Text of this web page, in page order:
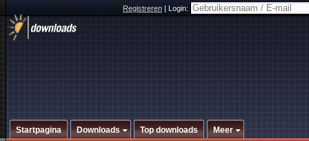
Registreren|Login:
Startpagina Downloads Top downloads Meer